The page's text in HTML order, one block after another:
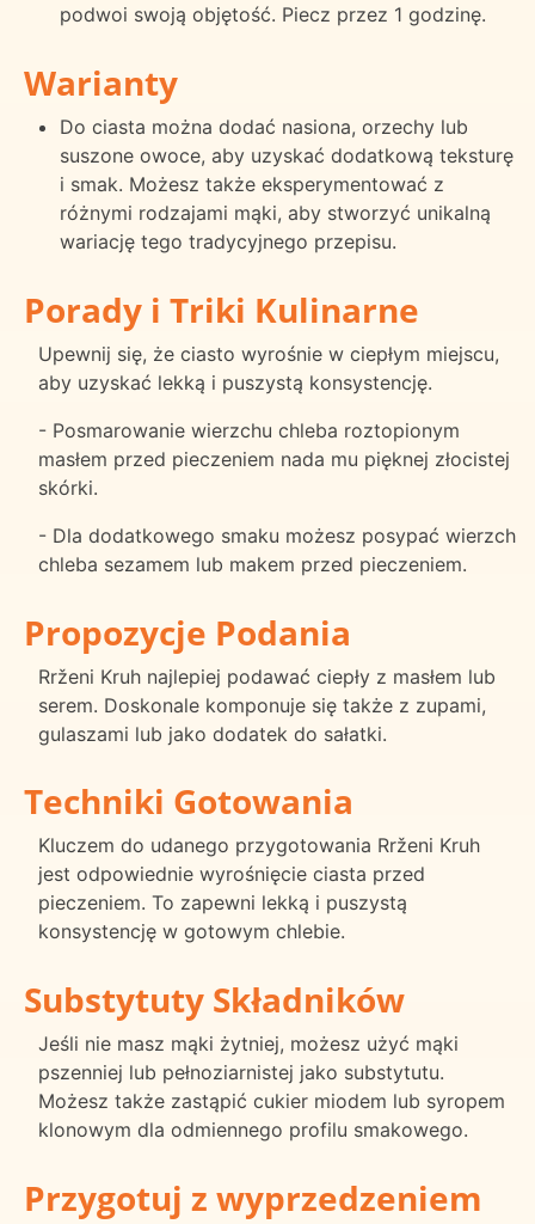
podwoi swoją objętość. Piecz przez 1 godzinę.
Warianty
Do ciasta można dodać nasiona, orzechy lub
suszone owoce, aby uzyskać dodatkową teksturę
i smak. Możesz także eksperymentować z
różnymi rodzajami mąki, aby stworzyć unikalną
wariację tego tradycyjnego przepisu.
Porady i Triki Kulinarne
Upewnij się, że ciasto wyrośnie w ciepłym miejscu,
aby uzyskać lekką i puszystą konsystencję.
- Posmarowanie wierzchu chleba roztopionym
masłem przed pieczeniem nada mu pięknej złocistej
skórki.
- Dla dodatkowego smaku możesz posypać wierzch
chleba sezamem lub makem przed pieczeniem.
Propozycje Podania
Rrženi Kruh najlepiej podawać ciepły z masłem lub
serem. Doskonale komponuje się także z zupami,
gulaszami lub jako dodatek do sałatki.
Techniki Gotowania
Kluczem do udanego przygotowania Rrženi Kruh
jest odpowiednie wyrośnięcie ciasta przed
pieczeniem. To zapewni lekką i puszystą
konsystencję w gotowym chlebie.
Substytuty Składników
Jeśli nie masz mąki żytniej, możesz użyć mąki
pszenniej lub pełnoziarnistej jako substytutu.
Możesz także zastąpić cukier miodem lub syropem
klonowym dla odmiennego profilu smakowego.
Przygotuj z wyprzedzeniem